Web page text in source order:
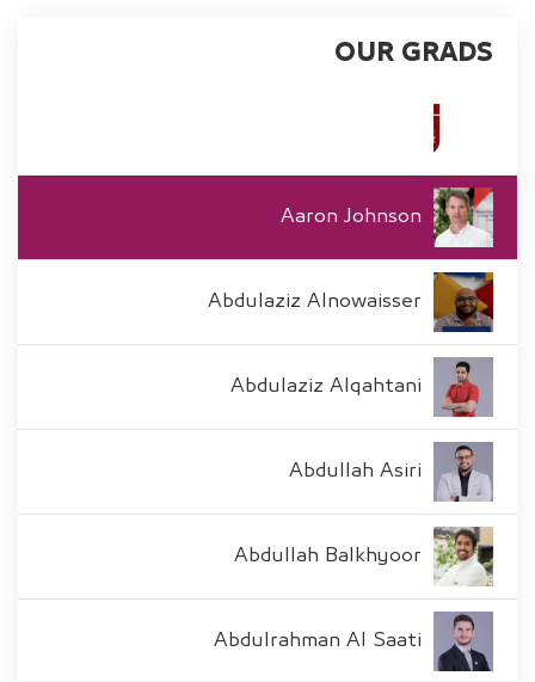
OUR GRADS
Aaron Johnson
Abdulaziz Alnowaisser
Abdulaziz Alqahtani
Abdullah Asiri
Abdullah Balkhyoor
Abdulrahman Al Saati